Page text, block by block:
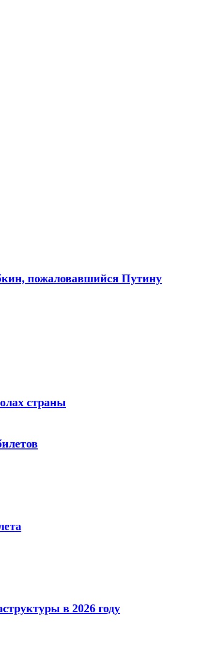
пожаловавшийся Путину
страны
в 2026 году